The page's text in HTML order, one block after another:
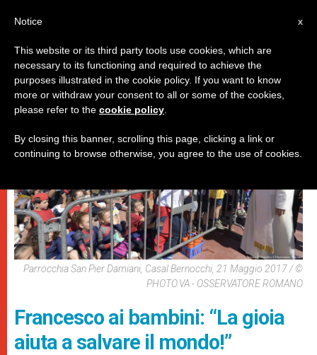
PAPI
Parrocchia San Pier Damiani, Casal Bernocchi, 21 Maggio 2017 / ©
PHOTO.VA - OSSERVATORE ROMANO
Francesco ai bambini: “La gioia
aiuta a salvare il mondo!”
x
Notice
This website or its third party tools use cookies, which are
necessary to its functioning and required to achieve the
purposes illustrated in the cookie policy. If you want to know
more or withdraw your consent to all or some of the cookies,
please refer to the cookie policy
By closing this banner, scrolling this page, clicking a link or
continuing to browse otherwise, you agree to the use of cookies.